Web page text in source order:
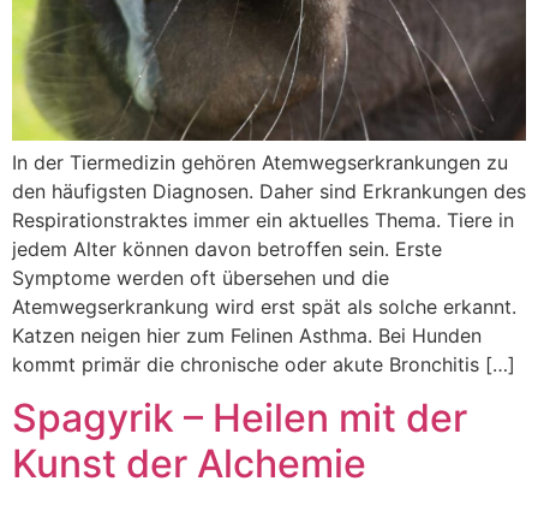
In der Tiermedizin gehören Atemwegserkrankungen zu
den häufigsten Diagnosen. Daher sind Erkrankungen des
Respirationstraktes immer ein aktuelles Thema. Tiere in
jedem Alter können davon betroffen sein. Erste
Symptome werden oft übersehen und die
Atemwegserkrankung wird erst spät als solche erkannt.
Katzen neigen hier zum Felinen Asthma. Bei Hunden
kommt primär die chronische oder akute Bronchitis […]
Spagyrik – Heilen mit der
Kunst der Alchemie